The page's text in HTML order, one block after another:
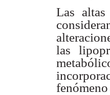
Las altas
las